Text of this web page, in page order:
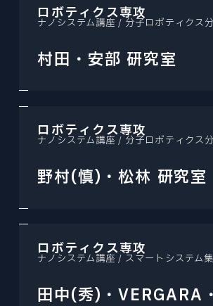
ロボティクス専攻
ナノシステム講座 / 分子ロボティクス
村田・安部 研究室
ロボティクス専攻
ナノシステム講座 / 分子ロボティクス
野村(慎)・松林 研究室
ロボティクス専攻
ナノシステム講座 / スマートシステム
田中(秀)・VERGARA